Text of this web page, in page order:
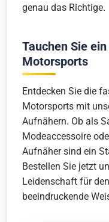
genau das Richtige.
Tauchen Sie
Motorsports
Entdecken Sie die
Motorsports mit
Aufnähern. Ob als
Modeaccessoire
Aufnäher sind ein
Bestellen Sie jetzt
Leidenschaft für
beeindruckende